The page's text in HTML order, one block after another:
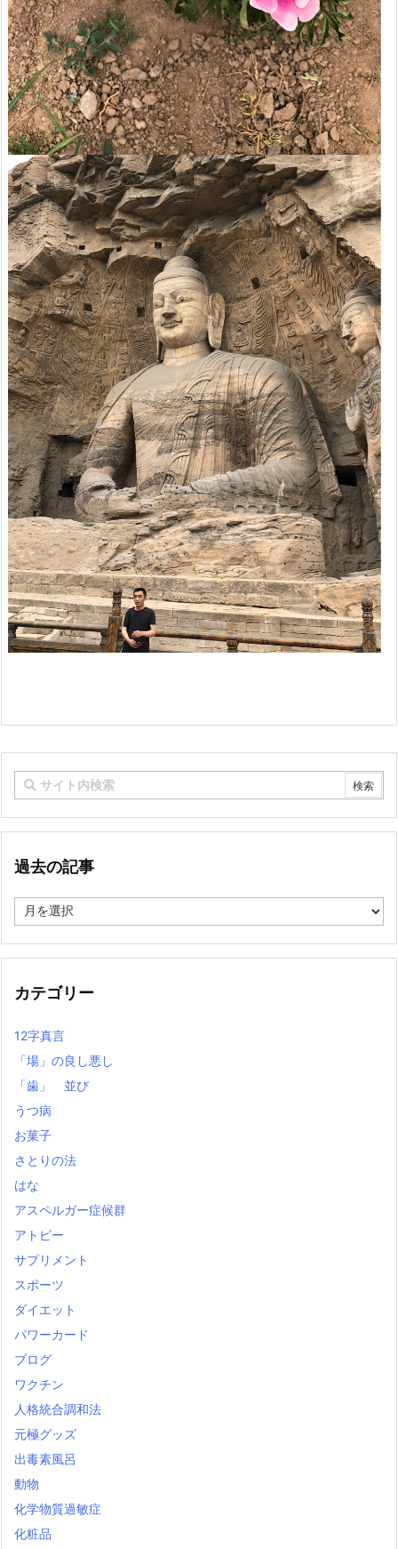
過去の記事
去
記
カテゴリー
12字真言
「場」の良し悪し
「歯」 並び
うつ病
お菓子
さとりの法
はな
アスペルガー症候群
アトピー
サプリメント
スポーツ
ダイエット
パワーカード
ブログ
ワクチン
人格統合調和法
元極グッズ
出毒素風呂
動物
化学物質過敏症
化粧品